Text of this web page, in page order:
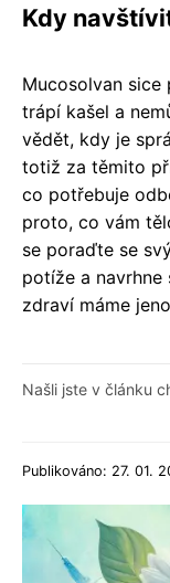
Kdy
Mucosolvan sice
trápí kašel a
vědět, kdy je
totiž za těmito
co potřebuje
proto, co vám
se poraďte se
potíže a navrhne
zdraví máme
Našli jste v článku
Publikováno: 27. 01.